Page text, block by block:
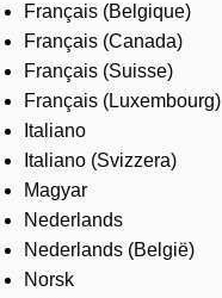
Français (Belgique)
Français (Canada)
Français (Suisse)
Français (Luxembourg)
Italiano
Italiano (Svizzera)
Magyar
Nederlands
Nederlands (België)
Norsk